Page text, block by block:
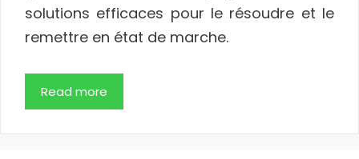
solutions efficaces pour le résoudre et le
remettre en état de marche.
Read more